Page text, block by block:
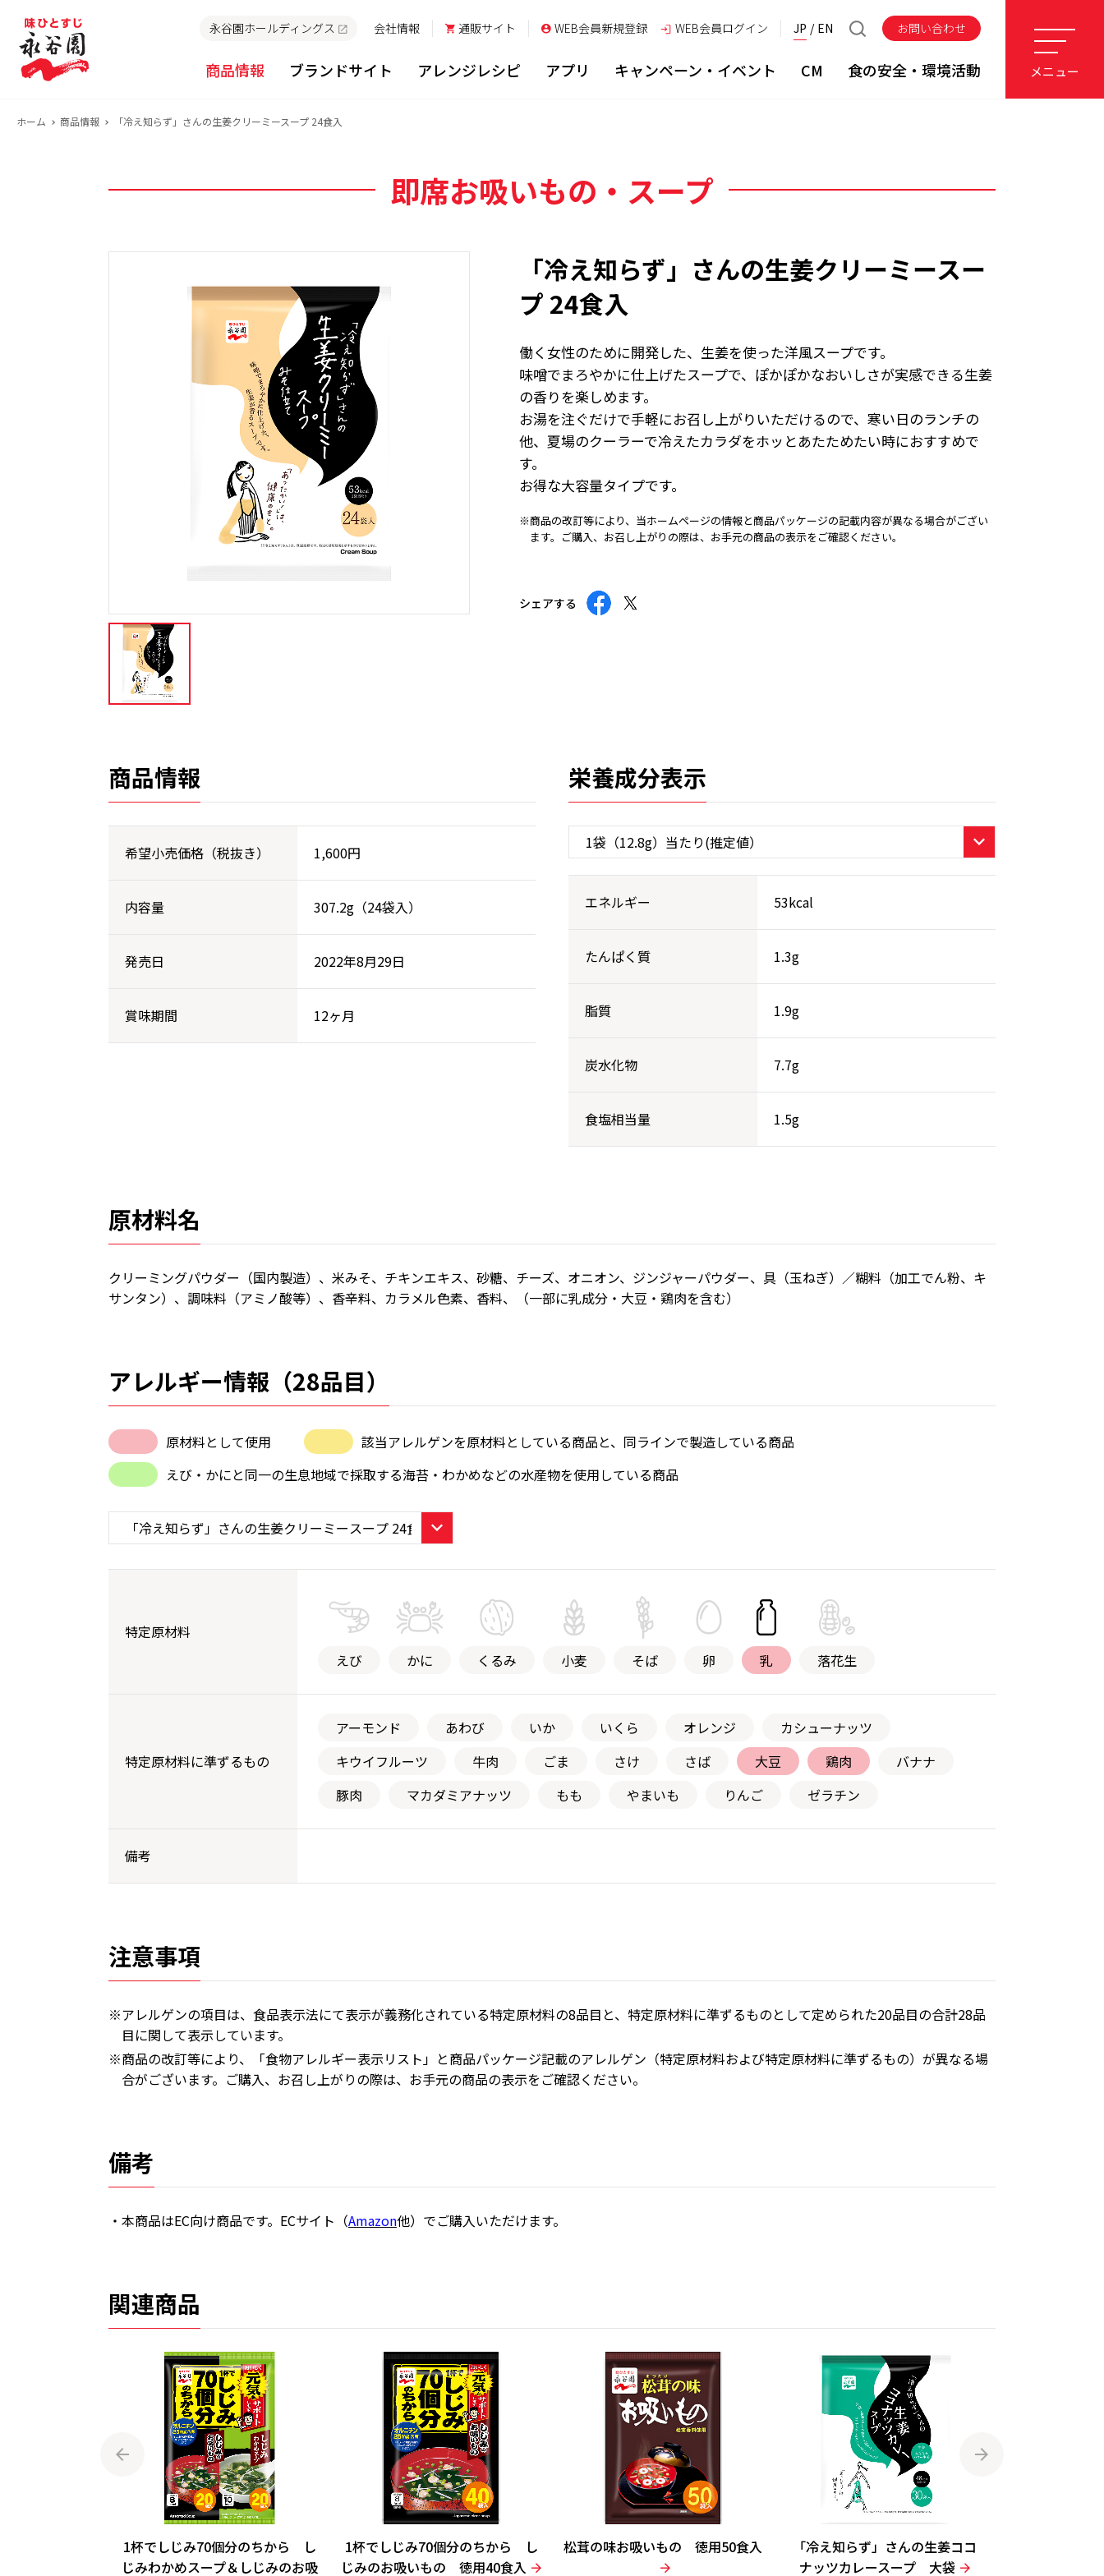
永谷園ホールディングス 会社情報 通販サイト WEB会員新規登録 WEB会員ログイン JP EN お問い合わせ
商品情報 ブランドサイト アレンジレシピ アプリ キャンペーン・イベント CM 食の安全・環境活動 メニュー
ホーム 商品情報 「冷え知らず」さんの生姜クリーミースープ 24食入
即席お吸いもの・スープ
「冷え知らず」さんの生姜クリーミースー
プ 24食入
働く女性のために開発した、生姜を使った洋風スープです。
味噌でまろやかに仕上げたスープで、ぽかぽかなおいしさが実感できる生姜
の香りを楽しめます。
お湯を注ぐだけで手軽にお召し上がりいただけるので、寒い日のランチの
他、夏場のクーラーで冷えたカラダをホッとあたためたい時におすすめで
す。
お得な大容量タイプです。
※商品の改訂等により、当ホームページの情報と商品パッケージの記載内容が異なる場合がござい
ます。ご購入、お召し上がりの際は、お手元の商品の表示をご確認ください。
シェアする
商品情報
希望小売価格（税抜き） 1,600円
内容量 307.2g（24袋入）
発売日 2022年8月29日
賞味期間 12ヶ月
栄養成分表示
エネルギー 53kcal
たんぱく質 1.3g
脂質 1.9g
炭水化物 7.7g
食塩相当量 1.5g
原材料名
クリーミングパウダー（国内製造）、米みそ、チキンエキス、砂糖、チーズ、オニオン、ジンジャーパウダー、具（玉ねぎ）／糊料（加工でん粉、キ
サンタン）、調味料（アミノ酸等）、香辛料、カラメル色素、香料、（一部に乳成分・大豆・鶏肉を含む）
アレルギー情報（28品目）
原材料として使用
該当アレルゲンを原材料としている商品と、同ラインで製造している商品
えび・かにと同一の生息地域で採取する海苔・わかめなどの水産物を使用している商品
特定原材料
えび
かに くるみ 小麦 そば 卵 乳 落花生
特定原材料に準ずるもの
アーモンド あわび いか いくら オレンジ
カシューナッツ
キウイフルーツ
牛肉 ごま さけ さば 大豆 鶏肉
バナナ
豚肉
マカダミアナッツ もも やまいも りんご ゼラチン
備考
注意事項
※アレルゲンの項目は、食品表示法にて表示が義務化されている特定原材料の8品目と、特定原材料に準ずるものとして定められた20品目の合計28品
目に関して表示しています。
※商品の改訂等により、「食物アレルギー表示リスト」と商品パッケージ記載のアレルゲン（特定原材料および特定原材料に準ずるもの）が異なる場
合がございます。ご購入、お召し上がりの際は、お手元の商品の表示をご確認ください。
備考
・本商品はEC向け商品です。ECサイト（Amazon他）でご購入いただけます。
関連商品
1杯でしじみ70個分のちから し
じみわかめスープ＆しじみのお吸
1杯でしじみ70個分のちから し
じみのお吸いもの 徳用40食入
松茸の味お吸いもの 徳用50食入
「冷え知らず」さんの生姜ココ
ナッツカレースープ 大袋